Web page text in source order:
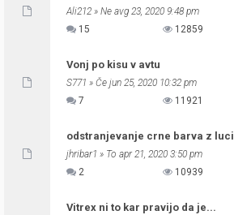
Ali212 » Ne avg 23, 2020 9:48 pm
15
12859
Vonj po kisu v avtu
S771 » Če jun 25, 2020 10:32 pm
7
11921
odstranjevanje crne barva z luci
jhribar1 » To apr 21, 2020 3:50 pm
2
10939
Vitrex ni to kar pravijo da je...